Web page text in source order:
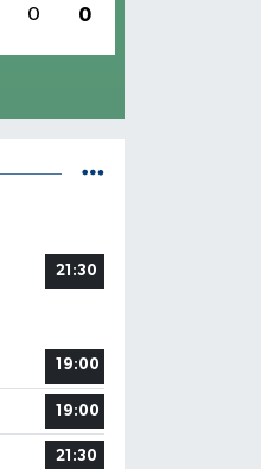
0 0
21:30
19:00
19:00
21:30